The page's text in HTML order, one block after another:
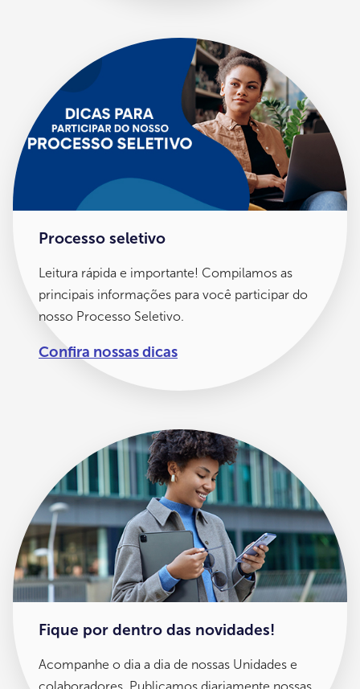
Processo seletivo
Leitura rápida e importante! Compilamos as
principais informações para você participar do
nosso Processo Seletivo.
Confira nossas dicas
Fique por dentro das novidades!
Acompanhe o dia a dia de nossas Unidades e